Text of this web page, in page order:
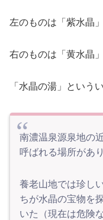
左のものは「紫水晶
右のものは「黄水晶
「水晶の湯」という
南濃温泉源泉地の
呼ばれる場所があ
養老山地では珍し
ちが水晶の宝物を
いた（現在は危険